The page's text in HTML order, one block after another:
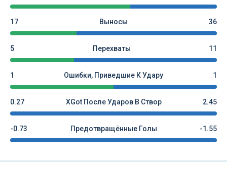
17 Выносы 36
5 Перехваты 11
1 Ошибки, Приведшие К Удару 1
0.27 XGot После Ударов В Створ 2.45
-0.73 Предотвращённые Голы -1.55